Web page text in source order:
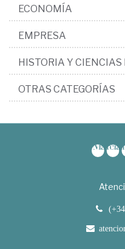
ECONOMÍA
EMPRESA
HISTORIA Y
OTRAS CATEGORÍAS